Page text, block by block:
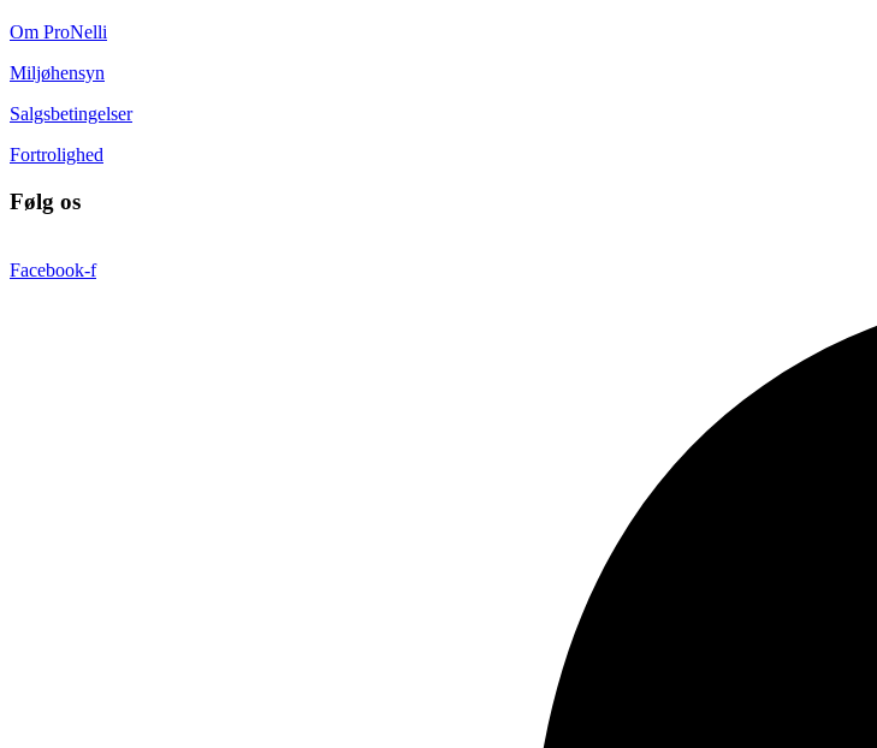
Om ProNelli
Miljøhensyn
Salgsbetingelser
Fortrolighed
Følg os
Facebook-f